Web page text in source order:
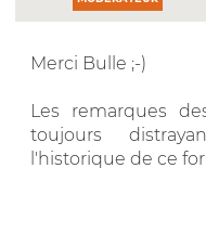
Merci Bulle ;-)
Les remarques
toujours
l'historique de ce